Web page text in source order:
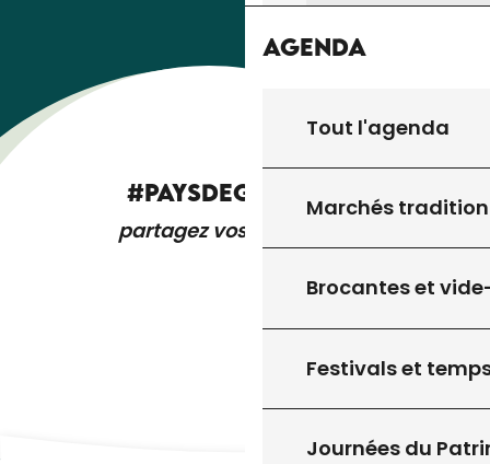
Agenda
Tout l'agenda
Marchés
Brocantes et
Festivals et
Journées du
#PAYSDEGOURDON
partagez vos expériences